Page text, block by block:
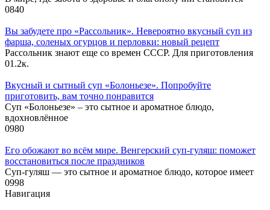
0840
Вы забудете про «Рассольник». Невероятно вкусный суп из
фарша, соленых огурцов и перловки: новый рецепт
Рассольник знают еще со времен СССР. Для приготовления
01.2к.
Вкусный и сытный cуп «Болоньезе». Попробуйте
приготовить, вам точно понравится
Суп «Болоньезе» – это сытное и ароматное блюдо,
вдохновлённое
0980
Его обожают во всём мире. Венгерский суп-гуляш: поможет
восстановиться после праздников
Суп-гуляш — это сытное и ароматное блюдо, которое имеет
0998
Навигация